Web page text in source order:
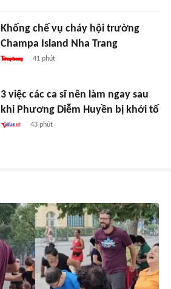
Khống chế vụ cháy hội trường
Champa Island Nha Trang
41 phút
3 việc các ca sĩ nên làm ngay sau
khi Phương Diễm Huyền bị khởi tố
43 phút